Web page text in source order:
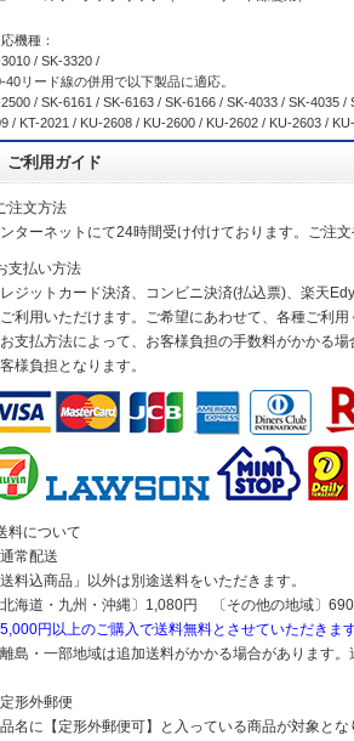
機種：
/ SK-3320 /
40リード線の併用で以下製品に適応。
/ SK-6161 / SK-6163 / SK-6166 / SK-4033 / SK-4035
/ KT-2021 / KU-2608 / KU-2600 / KU-2602 / KU-2603 /
ご利用ガイド
注文方法
ターネットにて24時間受け付けております。ご注
支払い方法
ジットカード決済、コンビニ決済(払込票)、楽天
利用いただけます。ご希望にあわせて、各種ご利用
支払方法によって、お客様負担の手数料がかかる
様負担となります。
料について
常配送
送料込商品」以外は別途送料をいただきます。
北海道・九州・沖縄〕1,080円 〔その他の地域〕
円以上のご購入で送料無料とさせていただきます
島・一部地域は追加送料がかかる場合があります。
形外郵便
名に【定形外郵便可】と入っている商品が対象とな